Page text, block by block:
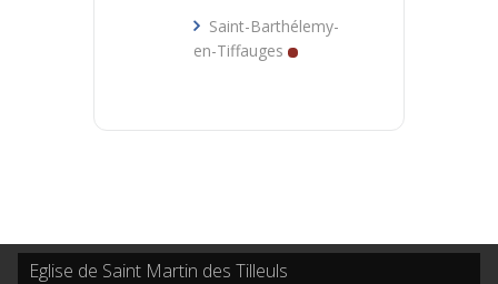
Saint-Barthélemy-
en-Tiffauges
Eglise de Saint Martin des Tilleuls